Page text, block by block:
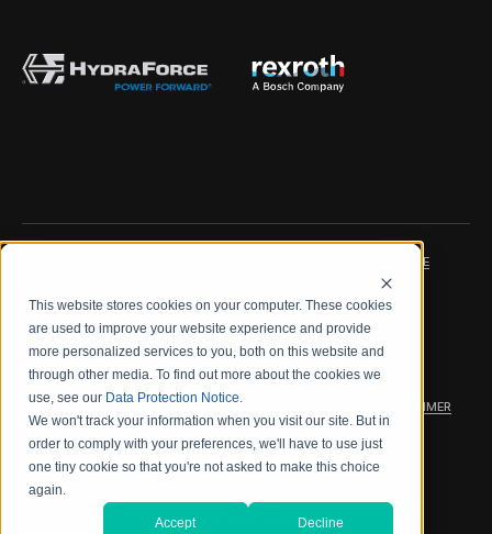
This website stores cookies on your computer. These cookies
are used to improve your website experience and provide
more personalized services to you, both on this website and
through other media. To find out more about the cookies we
use, see our Data Protection Notice.
We won't track your information when you visit our site. But in
order to comply with your preferences, we'll have to use just
one tiny cookie so that you're not asked to make this choice
again.
Accept Decline
DATA PROTECTION NOTICE
LEGAL NOTICE TERMS & CONDITIONS
QUALITY CERTIFICATIONS CODE OF CONDUCT
PRODUCT SECURITY WARRANTY/PRODUCT DISCLAIMER
WEB ACCESSIBILITY
2026 海德拉福斯公司